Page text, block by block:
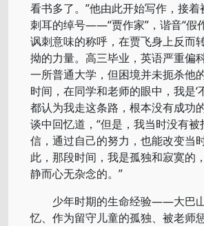
看书多了。”他由此开始写作，接
刺耳的绰号——“贾作家”，谐音“假
讽刺意味的称呼，在贾飞身上反而
拗的力量。高三毕业，英语严重偏
一所普通大学，但困境并未扼杀他
时间，在同学和老师的眼中，我是‘
都认为我走这条路，根本没有成功
谈中回忆道，“但是，我当时没有被
信，通过自己的努力，也能改变当
此，那段时间，我是孤独和寂寞的
静而心无杂念的。”
少年时期的生命经验——大巴山
忆、作为留守儿童的孤独、被老师